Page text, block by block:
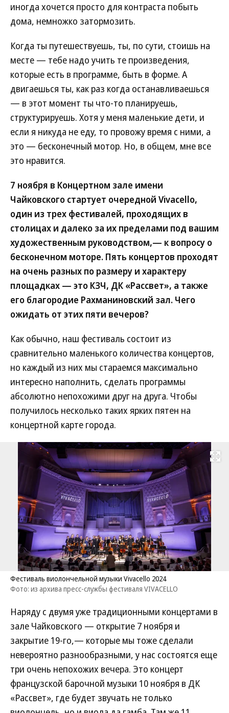
иногда хочется просто для контраста побыть
дома, немножко затормозить.
Когда ты путешествуешь, ты, по сути, стоишь на
месте — тебе надо учить те произведения,
которые есть в программе, быть в форме. А
двигаешься ты, как раз когда останавливаешься
— в этот момент ты что-то планируешь,
структурируешь. Хотя у меня маленькие дети, и
если я никуда не еду, то провожу время с ними, а
это — бесконечный мотор. Но, в общем, мне все
это нравится.
7 ноября в Концертном зале имени
Чайковского стартует очередной Vivacello,
один из трех фестивалей, проходящих в
столицах и далеко за их пределами под вашим
художественным руководством,— к вопросу о
бесконечном моторе. Пять концертов проходят
на очень разных по размеру и характеру
площадках — это КЗЧ, ДК «Рассвет», а также
его благородие Рахманиновский зал. Чего
ожидать от этих пяти вечеров?
Как обычно, наш фестиваль состоит из
сравнительно маленького количества концертов,
но каждый из них мы стараемся максимально
интересно наполнить, сделать программы
абсолютно непохожими друг на друга. Чтобы
получилось несколько таких ярких пятен на
концертной карте города.
Развернуть
Фестиваль виолончельной музыки Vivacello 2024
Фото: из архива пресс-службы фестиваля VIVACELLO
Наряду с двумя уже традиционными концертами в
зале Чайковского — открытие 7 ноября и
закрытие 19-го,— которые мы тоже сделали
невероятно разнообразными, у нас состоятся еще
три очень непохожих вечера. Это концерт
французской барочной музыки 10 ноября в ДК
«Рассвет», где будет звучать не только